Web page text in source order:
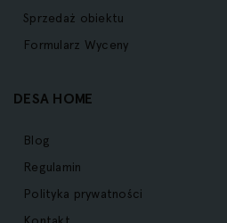
Sprzedaż obiektu
Formularz Wyceny
DESA HOME
Blog
Regulamin
Polityka prywatności